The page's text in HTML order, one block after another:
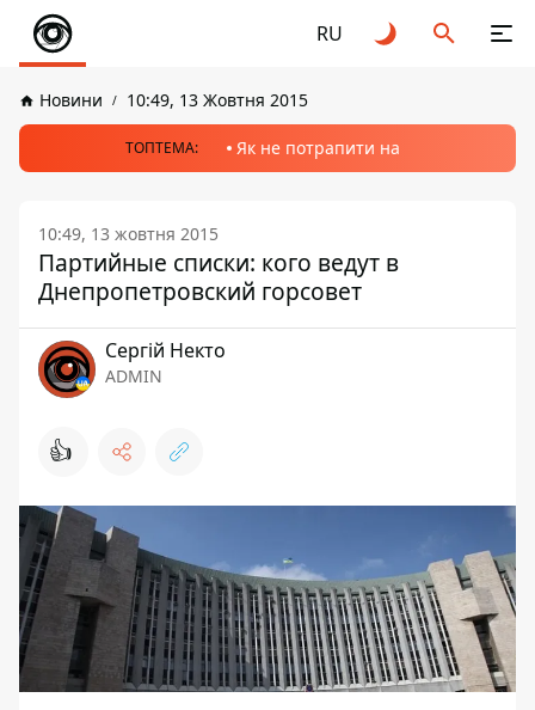
RU
Новини 10:49, 13 Жовтня 2015
ТОПТЕМА: Як не потрапити на
10:49, 13 жовтня 2015
Партийные списки: кого ведут в
Днепропетровский горсовет
Сергій Некто
ADMIN
👍